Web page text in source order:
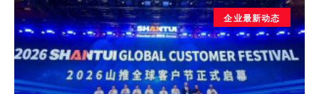
企业最新动态